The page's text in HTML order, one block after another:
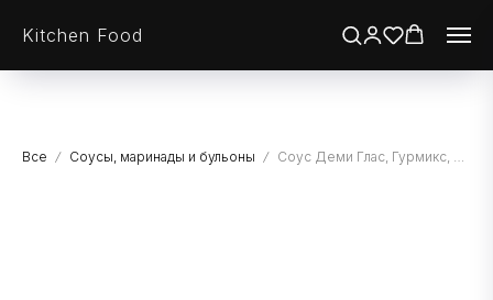
Kitchen Food
Все Соусы, маринады и бульоны Соус Деми Глас, Гурмикс, 2 кг